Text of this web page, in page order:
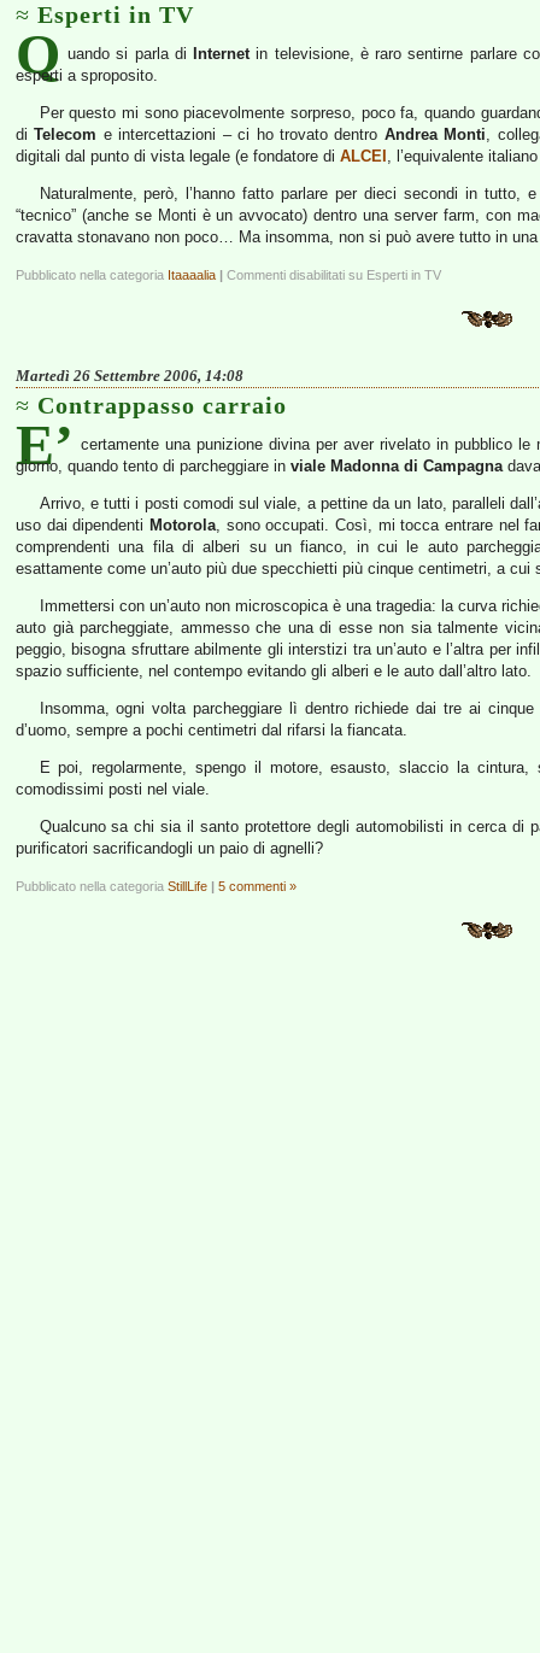
Esperti in TV
Q uando si parla di Internetin televisione, è raro sentirne parlare
esperti a sproposito.
Per questo mi sono piacevolmente sorpreso, poco fa, quando
diTelecom e intercettazioni – ci ho trovato dentro Andrea Monti,
digitali dal punto di vista legale (e fondatore di ALCEI , l’equivalente
Naturalmente, però, l’hanno fatto parlare per dieci secondi in
“tecnico” (anche se Monti è un avvocato) dentro una server farm, con
cravatta stonavano non poco… Ma insomma, non si può avere tutto in
Pubblicato nella categoria Itaaaalia | Commenti disabilitati su Esperti in TV
Martedì 26 Settembre 2006, 14:08
Contrappasso carraio
E’ certamente una punizione divina per aver rivelato in pubblico
giorno, quando tento di parcheggiare in viale Madonna di Campagna
Arrivo, e tutti i posti comodi sul viale, a pettine da un lato, paralleli
uso dai dipendenti Motorola, sono occupati. Così, mi tocca entrare nel
comprendenti una fila di alberi su un fianco, in cui le auto
esattamente come un’auto più due specchietti più cinque centimetri, a
Immettersi con un’auto non microscopica è una tragedia: la curva
auto già parcheggiate, ammesso che una di esse non sia talmente
peggio, bisogna sfruttare abilmente gli interstizi tra un’auto e l’altra per
spazio sufficiente, nel contempo evitando gli alberi e le auto dall’altro lato.
Insomma, ogni volta parcheggiare lì dentro richiede dai tre ai
d’uomo, sempre a pochi centimetri dal rifarsi la fiancata.
E poi, regolarmente, spengo il motore, esausto, slaccio la
comodissimi posti nel viale.
Qualcuno sa chi sia il santo protettore degli automobilisti in cerca di
purificatori sacrificandogli un paio di agnelli?
Pubblicato nella categoria StillLife | 5 commenti »